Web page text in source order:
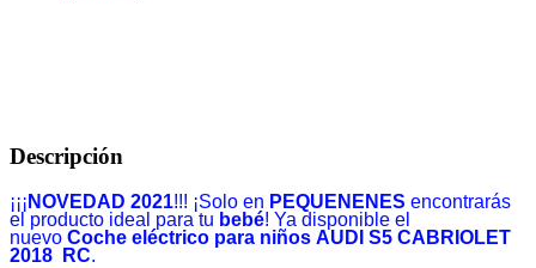
Descripción
¡¡¡ NOVEDAD 2021!!! ¡Solo en PEQUENENES encontrarás
el producto ideal para tu bebé! Ya disponible el
nuevo Coche eléctrico para niños AUDI S5 CABRIOLET
2018
RC.